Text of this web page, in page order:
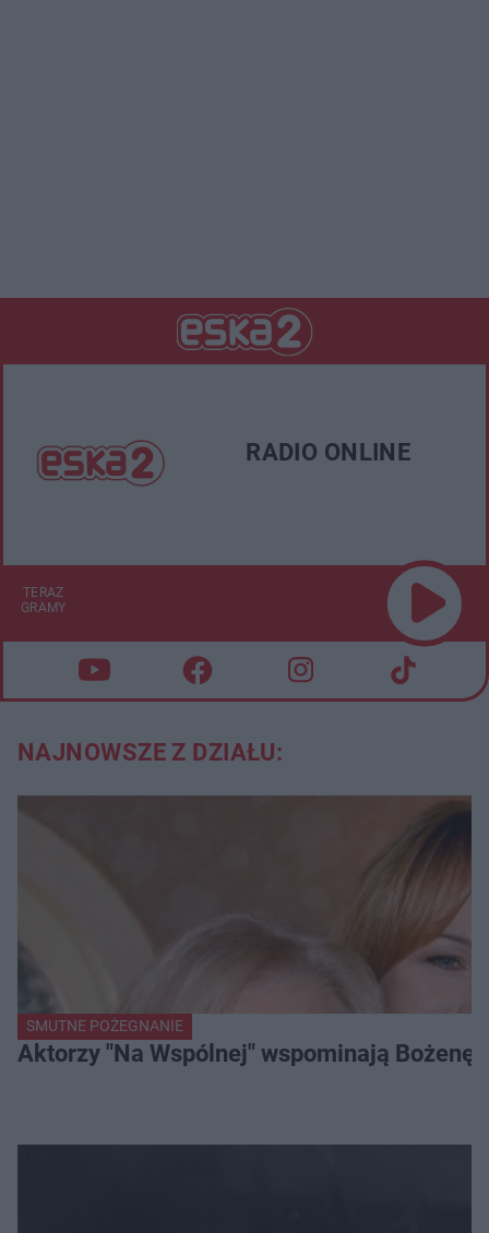
RADIO ONLINE
TERAZ
GRAMY
NAJNOWSZE Z DZIAŁU:
SMUTNE POŻEGNANIE
Aktorzy "Na Wspólnej" wspominają Bożenę